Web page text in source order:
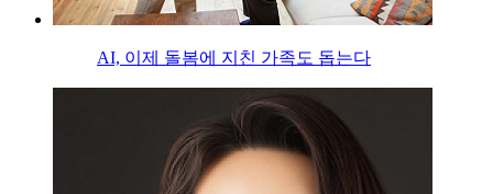
AI, 이제 돌봄에 지친 가족도 돕는다